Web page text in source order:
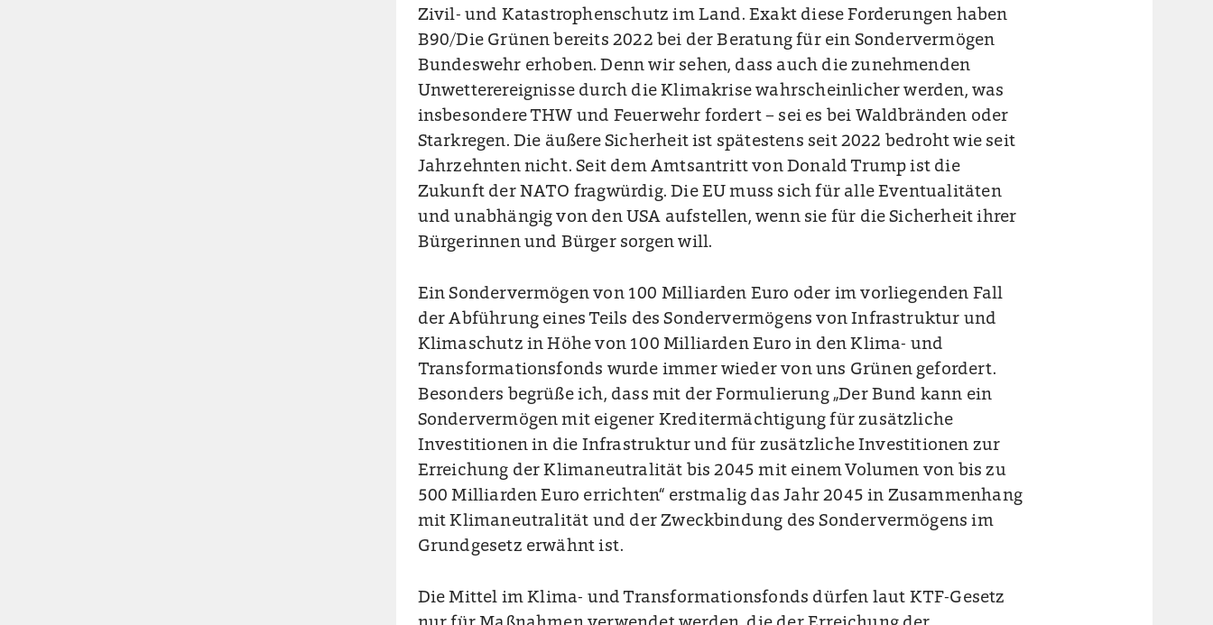
Zivil- und Katastrophenschutz im Land. Exakt diese Forderungen haben
B90/Die Grünen bereits 2022 bei der Beratung für ein Sondervermögen
Bundeswehr erhoben. Denn wir sehen, dass auch die zunehmenden
Unwetterereignisse durch die Klimakrise wahrscheinlicher werden, was
insbesondere THW und Feuerwehr fordert – sei es bei Waldbränden oder
Starkregen. Die äußere Sicherheit ist spätestens seit 2022 bedroht wie seit
Jahrzehnten nicht. Seit dem Amtsantritt von Donald Trump ist die
Zukunft der NATO fragwürdig. Die EU muss sich für alle Eventualitäten
und unabhängig von den USA aufstellen, wenn sie für die Sicherheit ihrer
Bürgerinnen und Bürger sorgen will.
Ein Sondervermögen von 100 Milliarden Euro oder im vorliegenden Fall
der Abführung eines Teils des Sondervermögens von Infrastruktur und
Klimaschutz in Höhe von 100 Milliarden Euro in den Klima- und
Transformationsfonds wurde immer wieder von uns Grünen gefordert.
Besonders begrüße ich, dass mit der Formulierung „Der Bund kann ein
Sondervermögen mit eigener Kreditermächtigung für zusätzliche
Investitionen in die Infrastruktur und für zusätzliche Investitionen zur
Erreichung der Klimaneutralität bis 2045 mit einem Volumen von bis zu
500 Milliarden Euro errichten“ erstmalig das Jahr 2045 in Zusammenhang
mit Klimaneutralität und der Zweckbindung des Sondervermögens im
Grundgesetz erwähnt ist.
Die Mittel im Klima- und Transformationsfonds dürfen laut KTF-Gesetz